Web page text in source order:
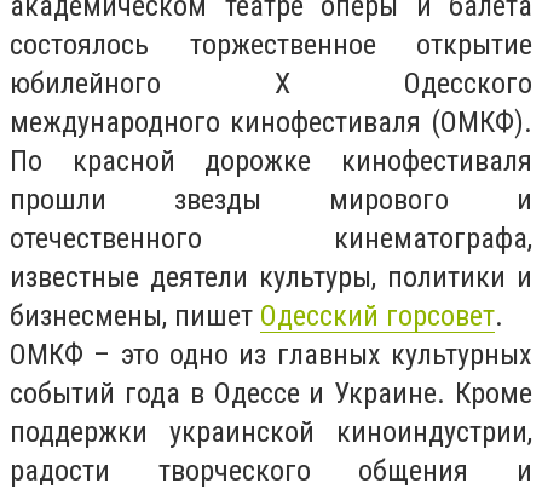
состоялось торжественное открытие
юбилейного X Одесского
международного кинофестиваля (ОМКФ).
По красной дорожке кинофестиваля
прошли звезды мирового и
отечественного кинематографа,
известные деятели культуры, политики и
бизнесмены, пишет Одесский горсовет.
ОМКФ – это одно из главных культурных
событий года в Одессе и Украине. Кроме
поддержки украинской киноиндустрии,
радости творческого общения и